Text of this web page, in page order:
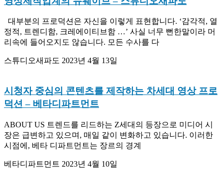
대부분의 프로덕션은 자신을 이렇게 표현합니다. ‘감각적, 열
정적, 트렌디함, 크레에이티브함 …’ 사실 너무 뻔한말이라 머
리속에 들어오지도 않습니다. 모든 수사를 다
스튜디오새파도 2023년 4월 13일
시청자 중심의 콘텐츠를 제작하는 차세대 영상
프로덕션– 베타디파트먼트
ABOUT US 트렌드를 리드하는 Z세대의 등장으로 미디어 시
장은 급변하고 있으며, 매일 같이 변화하고 있습니다. 이러한
시점에, 베타 디파트먼트는 장르의 경계
베타디파트먼트 2023년 4월 10일